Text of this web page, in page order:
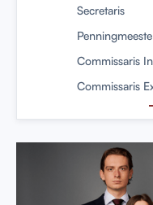
Secretaris
Commissaris
Commissaris